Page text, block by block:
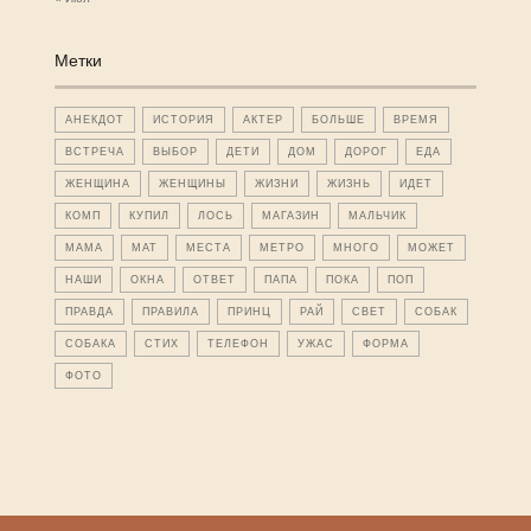
Метки
АНЕКДОТ ИСТОРИЯ АКТЕР БОЛЬШЕ ВРЕМЯ
ВСТРЕЧА ВЫБОР ДЕТИ ДОМ ДОРОГ ЕДА
ЖЕНЩИНА ЖЕНЩИНЫ ЖИЗНИ ЖИЗНЬ ИДЕТ
КОМП КУПИЛ ЛОСЬ МАГАЗИН МАЛЬЧИК
МАМА МАТ МЕСТА МЕТРО МНОГО МОЖЕТ
НАШИ ОКНА ОТВЕТ ПАПА ПОКА ПОП
ПРАВДА ПРАВИЛА ПРИНЦ РАЙ СВЕТ СОБАК
СОБАКА СТИХ ТЕЛЕФОН УЖАС ФОРМА
ФОТО